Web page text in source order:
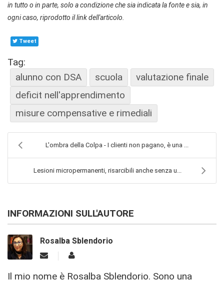
in tutto o in parte, solo a condizione che sia indicata la fonte e sia, in
ogni caso, riprodotto il link dell'articolo.
Tweet
Tag:
alunno con DSA
scuola
valutazione finale
deficit nell'apprendimento
misure compensative e rimediali
L'ombra della Colpa - I clienti non pagano, è una ...
Lesioni micropermanenti, risarcibili anche senza u...
INFORMAZIONI SULL'AUTORE
Rosalba Sblendorio
Il mio nome è Rosalba Sblendorio. Sono una